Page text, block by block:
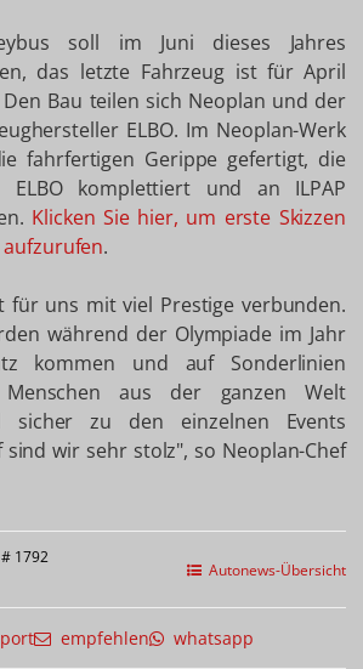
soll im Juni dieses Jahres
das letzte Fahrzeug ist für April
Bau teilen sich Neoplan und der
ELBO. Im Neoplan-Werk
fahrfertigen Gerippe gefertigt, die
ELBO komplettiert und an ILPAP
Klicken Sie hier, um erste Skizzen
aufzurufen.
für uns mit viel Prestige verbunden.
während der Olympiade im Jahr
kommen und auf Sonderlinien
Menschen aus der ganzen Welt
sicher zu den einzelnen Events
wir sehr stolz", so Neoplan-Chef
Autonews-Übersicht
# 1792
empfehlen whatsapp